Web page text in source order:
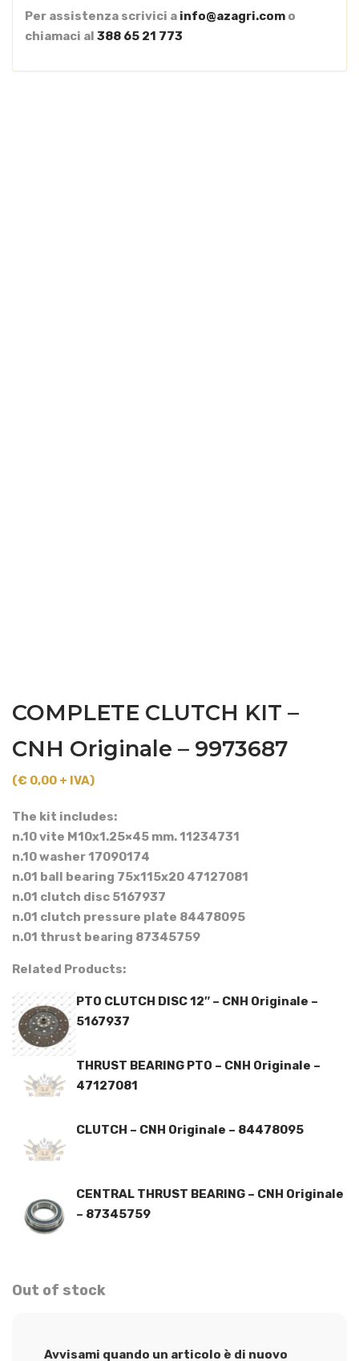
Per assistenza scrivici a info@azagri.com o
chiamaci al 388 65 21 773
COMPLETE CLUTCH KIT –
CNH Originale – 9973687
(€ 0,00 + IVA)
The kit includes:
n.10 vite M10x1.25×45 mm. 11234731
n.10 washer 17090174
n.01 ball bearing 75x115x20 47127081
n.01 clutch disc 5167937
n.01 clutch pressure plate 84478095
n.01 thrust bearing 87345759
Related Products:
PTO CLUTCH DISC 12″ – CNH Originale –
5167937
THRUST BEARING PTO – CNH Originale –
47127081
CLUTCH – CNH Originale – 84478095
CENTRAL THRUST BEARING – CNH Originale
– 87345759
Out of stock
Avvisami quando un articolo è di nuovo